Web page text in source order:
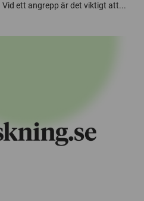
ett angrepp är det viktigt att...